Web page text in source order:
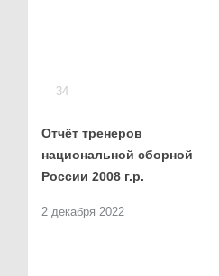
34
Отчёт тренеров
национальной сборной
России 2008 г.р.
2 декабря 2022